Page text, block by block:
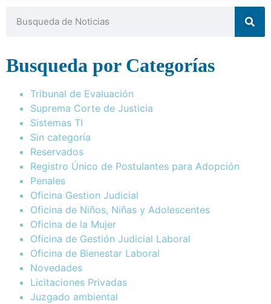
Busqueda por Categorías
Tribunal de Evaluación
Suprema Corte de Justicia
Sistemas TI
Sin categoría
Reservados
Registro Único de Postulantes para Adopción
Penales
Oficina Gestion Judicial
Oficina de Niños, Niñas y Adolescentes
Oficina de la Mujer
Oficina de Gestión Judicial Laboral
Oficina de Bienestar Laboral
Novedades
Licitaciones Privadas
Juzgado ambiental